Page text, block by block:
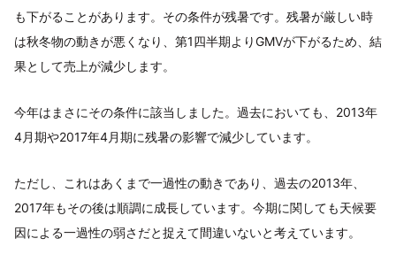
も下がることがあります。その条件が残暑です。残暑が厳しい時
は秋冬物の動きが悪くなり、第1四半期よりGMVが下がるため、結
果として売上が減少します。
今年はまさにその条件に該当しました。過去においても、2013年
4月期や2017年4月期に残暑の影響で減少しています。
ただし、これはあくまで一過性の動きであり、過去の2013年、
2017年もその後は順調に成長しています。今期に関しても天候要
因による一過性の弱さだと捉えて間違いないと考えています。